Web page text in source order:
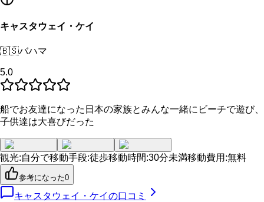
キャスタウェイ・ケイ
🇧🇸バハマ
5.0
船でお友達になった日本の家族とみんな一緒にビーチで遊び、
子供達は大喜びだった
観光:自分で移動手段:徒歩移動時間:30分未満移動費用 :無料
参考になった0
キャスタウェイ・ケイの口コミ